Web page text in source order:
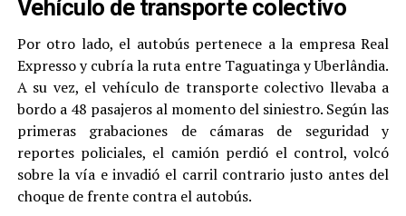
Vehículo de transporte colectivo
Por otro lado, el autobús pertenece a la empresa Real
Expresso y cubría la ruta entre Taguatinga y Uberlândia.
A su vez, el vehículo de transporte colectivo llevaba a
bordo a 48 pasajeros al momento del siniestro. Según las
primeras grabaciones de cámaras de seguridad y
reportes policiales, el camión perdió el control, volcó
sobre la vía e invadió el carril contrario justo antes del
choque de frente contra el autobús.